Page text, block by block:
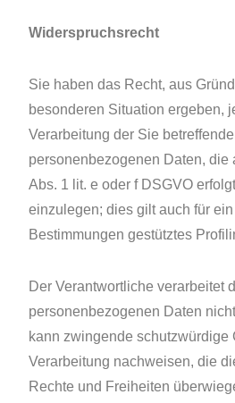
Widerspruchsrecht
Sie haben das Recht, aus
besonderen Situation ergeben,
Verarbeitung der Sie
personenbezogenen Daten, die
Abs. 1 lit. e oder f DSGVO
einzulegen; dies gilt auch für
Bestimmungen gestütztes
Der Verantwortliche verarbeitet
personenbezogenen Daten
kann zwingende schutzwürdige
Verarbeitung nachweisen, die
Rechte und Freiheiten